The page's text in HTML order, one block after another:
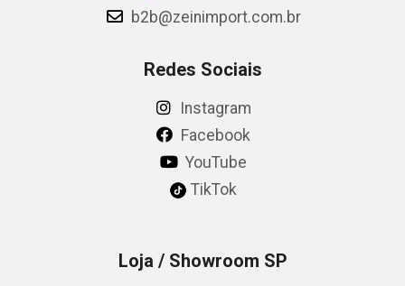
b2b@zeinimport.com.br
Redes Sociais
Instagram
Facebook
YouTube
TikTok
Loja / Showroom SP